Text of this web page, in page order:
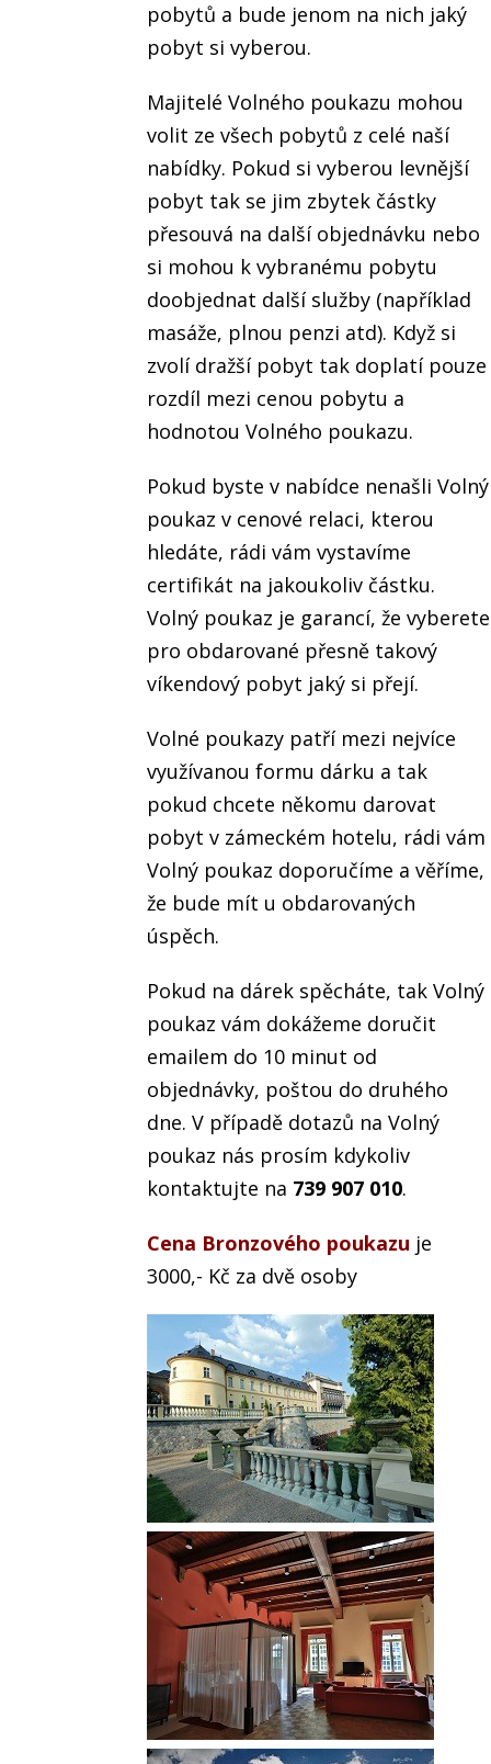
pobytů a bude jenom na nich jaký
pobyt si vyberou.
Majitelé Volného poukazu mohou
volit ze všech pobytů z celé naší
nabídky. Pokud si vyberou levnější
pobyt tak se jim zbytek částky
přesouvá na další objednávku nebo
si mohou k vybranému pobytu
doobjednat další služby (například
masáže, plnou penzi atd). Když si
zvolí dražší pobyt tak doplatí pouze
rozdíl mezi cenou pobytu a
hodnotou Volného poukazu.
Pokud byste v nabídce nenašli Volný
poukaz v cenové relaci, kterou
hledáte, rádi vám vystavíme
certifikát na jakoukoliv částku.
Volný poukaz je garancí, že vyberete
pro obdarované přesně takový
víkendový pobyt jaký si přejí.
Volné poukazy patří mezi nejvíce
využívanou formu dárku a tak
pokud chcete někomu darovat
pobyt v zámeckém hotelu, rádi vám
Volný poukaz doporučíme a věříme,
že bude mít u obdarovaných
úspěch.
Pokud na dárek spěcháte, tak Volný
poukaz vám dokážeme doručit
emailem do 10 minut od
objednávky, poštou do druhého
dne. V případě dotazů na Volný
poukaz nás prosím kdykoliv
kontaktujte na 739 907 010.
Cena Bronzového poukazu je
3000,- Kč za dvě osoby